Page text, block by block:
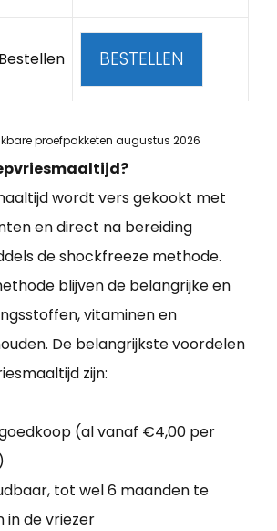
Bestellen BESTELLEN
proefpakketen augustus 2026
wordt vers gekookt met
en direct na bereiding
de shockfreeze methode.
blijven de belangrijke en
vitaminen en
De belangrijkste voordelen
zijn:
(al vanaf €4,00 per
tot wel 6 maanden te
in de vriezer